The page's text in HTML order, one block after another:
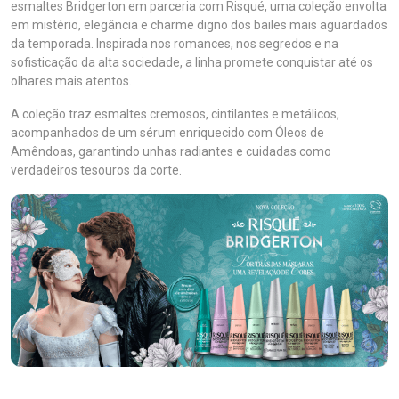
esmaltes Bridgerton em parceria com Risqué, uma coleção envolta
em mistério, elegância e charme digno dos bailes mais aguardados
da temporada. Inspirada nos romances, nos segredos e na
sofisticação da alta sociedade, a linha promete conquistar até os
olhares mais atentos.
A coleção traz esmaltes cremosos, cintilantes e metálicos,
acompanhados de um sérum enriquecido com Óleos de
Amêndoas, garantindo unhas radiantes e cuidadas como
verdadeiros tesouros da corte.